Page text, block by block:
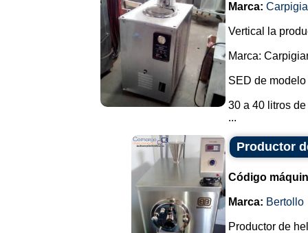
Marca:
Vertical la
Marca:
SED de modelo
30 a 40 litros
...
Productor
Código
Marca: Bertollo
Productor de